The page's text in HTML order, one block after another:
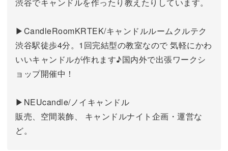
▶CandleRoomKRTEK/キャンドルルームクルテク
渋谷駅徒歩4分。1回完結型の教室なので 気軽にかわ
いいキャンドルが作れます♪国内外で出張ワークシ
ョップ開催中！
▶NEUcandle/ノイキャンドル
販売、空間装飾、 キャンドルナイト企画・運営な
ど。